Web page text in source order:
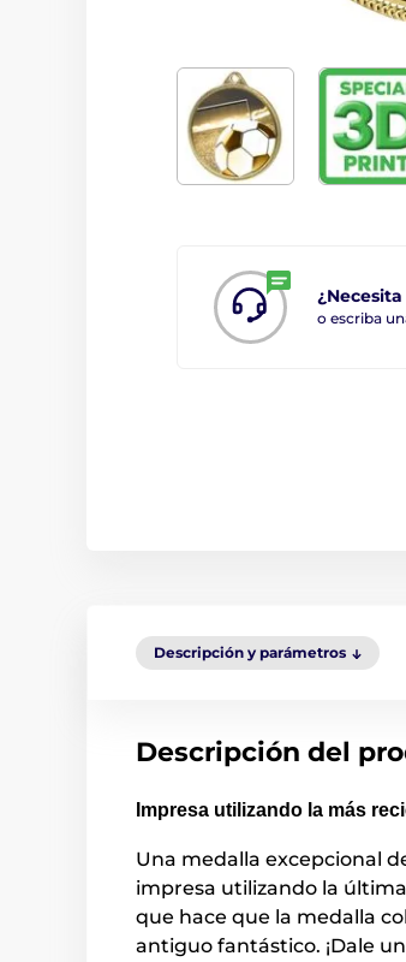
o escriba
Descripción y parámetros
Descripción del
Impresa utilizando la más
Una medalla excepcional
impresa utilizando la
que hace que la medalla
antiguo fantástico. ¡Dale